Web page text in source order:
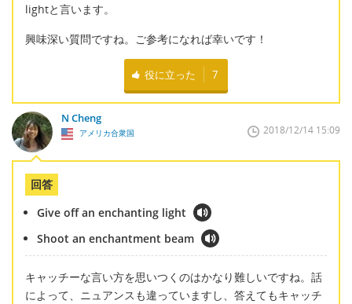
lightと言います。
興味深い質問ですね。ご参考になれば幸いです！
役に立った 7
N Cheng
アメリカ合衆国 2018/12/14 15:09
回答
Give off an enchanting light
Shoot an enchantment beam
キャッチーな言い方を思いつくのはかなり難しいですね。話
によって、ニュアンスも違っていますし、答えてもキャッチ